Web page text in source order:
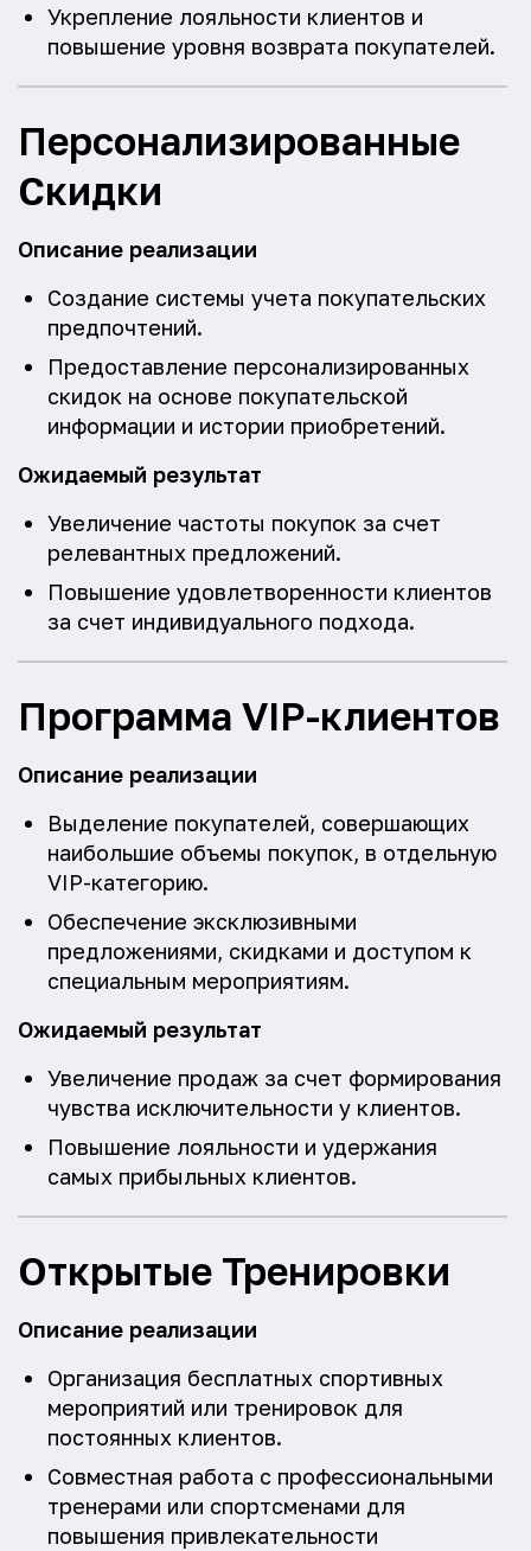
Укрепление лояльности клиентов и
повышение уровня возврата покупателей.
Персонализированные
Скидки
Описание реализации
Создание системы учета покупательских
предпочтений.
Предоставление персонализированных
скидок на основе покупательской
информации и истории приобретений.
Ожидаемый результат
Увеличение частоты покупок за счет
релевантных предложений.
Повышение удовлетворенности клиентов
за счет индивидуального подхода.
Программа VIP-клиентов
Описание реализации
Выделение покупателей, совершающих
наибольшие объемы покупок, в отдельную
VIP-категорию.
Обеспечение эксклюзивными
предложениями, скидками и доступом к
специальным мероприятиям.
Ожидаемый результат
Увеличение продаж за счет формирования
чувства исключительности у клиентов.
Повышение лояльности и удержания
самых прибыльных клиентов.
Открытые Тренировки
Описание реализации
Организация бесплатных спортивных
мероприятий или тренировок для
постоянных клиентов.
Совместная работа с профессиональными
тренерами или спортсменами для
повышения привлекательности